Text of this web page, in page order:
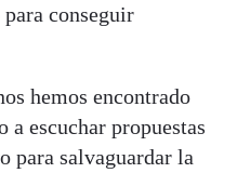
conseguir
hemos encontrado
a escuchar propuestas
para salvaguardar la